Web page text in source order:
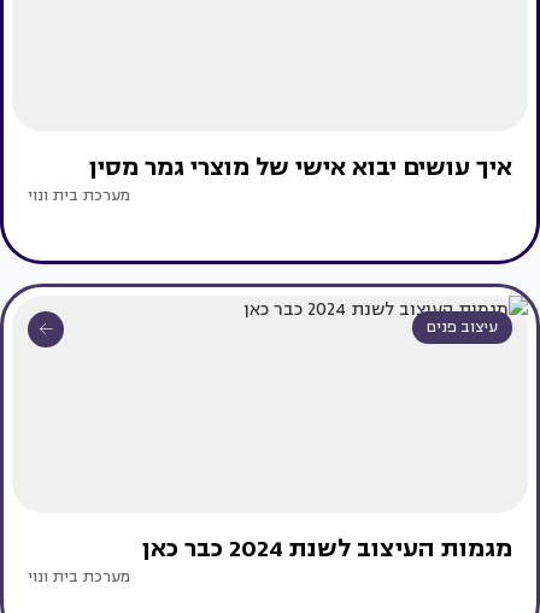
איך עושים יבוא אישי של מוצרי גמר מסין
מערכת בית ונוי
עיצוב פנים
מגמות העיצוב לשנת 2024 כבר כאן
מערכת בית ונוי